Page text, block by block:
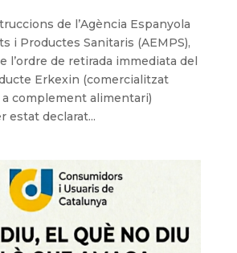
de l’Agència Espanyola
i Productes Sanitaris (AEMPS),
l’ordre de retirada immediata del
Erkexin (comercialitzat
complement alimentari)
estat declarat...